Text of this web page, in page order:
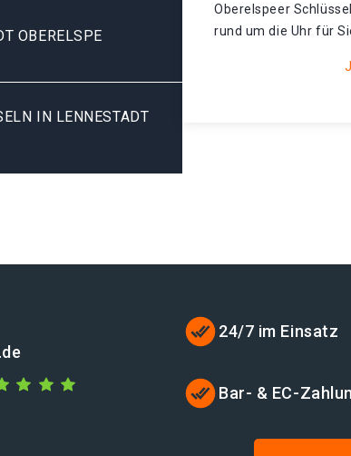
OBERELSPE
IN LENNESTADT O
Oberelspeer
rund um die Uhr für
24/7 im Einsatz
Bar- & EC-